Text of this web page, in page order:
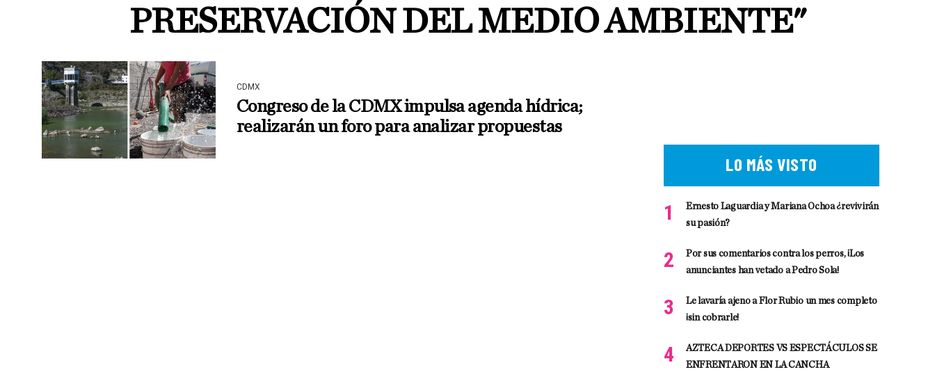
PRESERVACIÓN DEL MEDIO AMBIENTE"
CDMX
Congreso de la CDMX impulsa agenda hídrica;
realizarán un foro para analizar propuestas
LO MÁS VISTO
Ernesto Laguardia y Mariana Ochoa ¿revivirán
su pasión?
Por sus comentarios contra los perros, ¡Los
anunciantes han vetado a Pedro Sola!
Le lavaría ajeno a Flor Rubio un mes completo
¡sin cobrarle!
AZTECA DEPORTES VS ESPECTÁCULOS SE
ENFRENTARON EN LA CANCHA